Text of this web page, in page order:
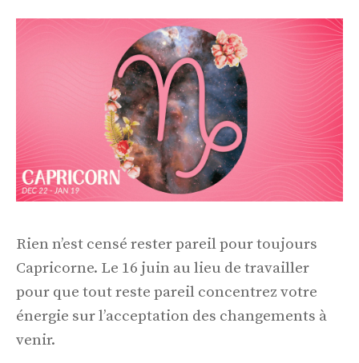
Rien n’est censé rester pareil pour toujours
Capricorne. Le 16 juin au lieu de travailler
pour que tout reste pareil concentrez votre
énergie sur l’acceptation des changements à
venir.